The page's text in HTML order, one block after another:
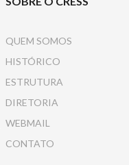
QUEM SOMOS
HISTÓRICO
ESTRUTURA
DIRETORIA
WEBMAIL
CONTATO